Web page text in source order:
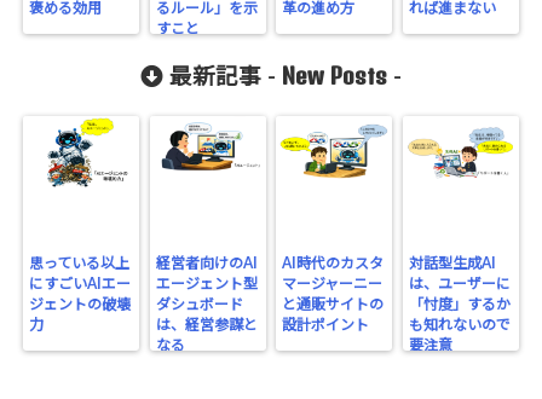
褒める効用
るルール」を示
すこと
革の進め方
れば進まない
最新記事 - New Posts -
思っている以上
にすごいAIエー
ジェントの破壊
力
経営者向けのAI
エージェント型
ダシュボード
は、経営参謀と
なる
AI時代のカスタ
マージャーニー
と通販サイトの
設計ポイント
対話型生成AI
は、ユーザーに
「忖度」するか
も知れないので
要注意